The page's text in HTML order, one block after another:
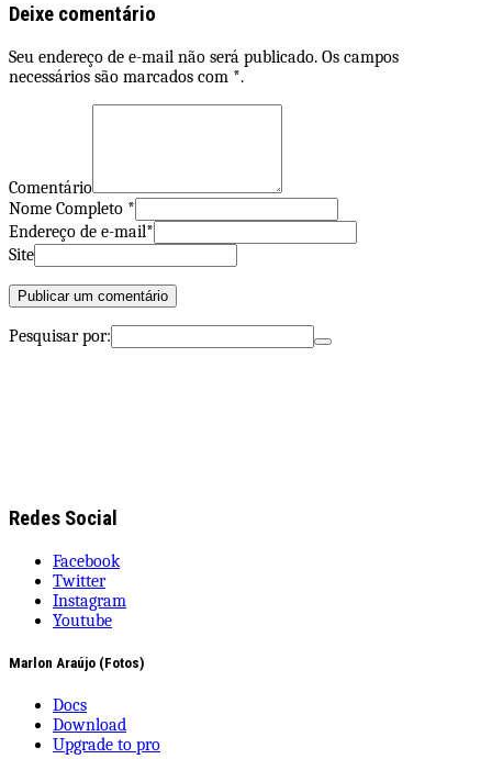
Deixe comentário
Seu endereço de e-mail não será publicado. Os campos
necessários são marcados com *.
Comentário
Nome Completo *
Endereço de e-mail*
Site
Pesquisar por:
Redes Social
Facebook
Twitter
Instagram
Youtube
Marlon Araújo (Fotos)
Docs
Download
Upgrade to pro